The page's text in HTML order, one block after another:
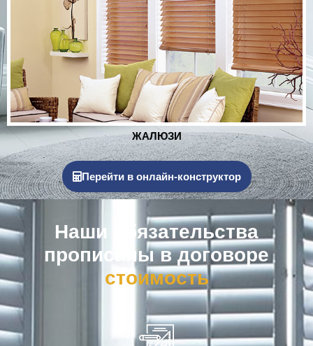
РОЛЬСТАВНИ
Перейти в онлайн-конструктор
Наши обязательства
прописаны в договоре
омпенсация